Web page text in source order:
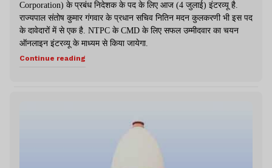
Corporation) के प्रबंध निदेशक के पद के लिए आज (4 जुलाई) इंटरव्यू है.
राज्यपाल संतोष कुमार गंगवार के प्रधान सचिव नितिन मदन कुलकरणी भी इस पद
के दावेदारों में से एक है. NTPC के CMD के लिए सफल उम्मीदवार का चयन
ऑनलाइन इंटरव्यू के माध्यम से किया जायेगा.
Continue reading